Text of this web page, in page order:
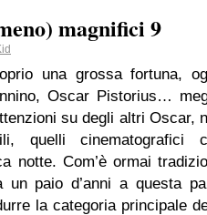
magnifici 9
una grossa fortuna,
Oscar Pistorius…
su degli altri Oscar,
quelli cinematografici
notte. Com’è ormai
paio d’anni a questa
la categoria principale